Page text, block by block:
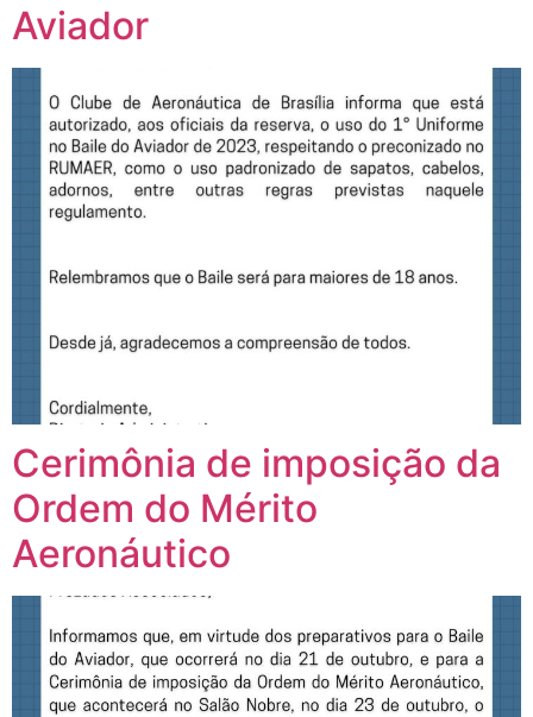
Aviador
Cerimônia de imposição da
Ordem do Mérito
Aeronáutico